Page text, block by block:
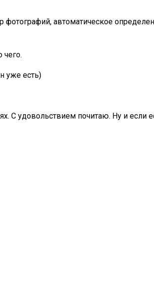
фотографий, автоматическое
чего.
уже есть)
С удовольствием почитаю. Ну и если